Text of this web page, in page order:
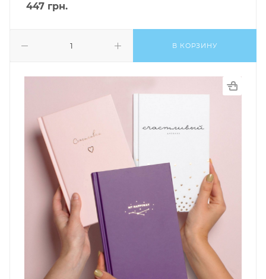
447 грн.
В КОРЗИНУ